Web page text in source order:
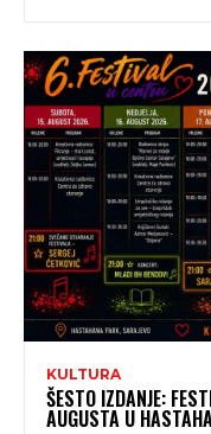
KULTURA
ŠESTO IZDANJE:
AUGUSTA U